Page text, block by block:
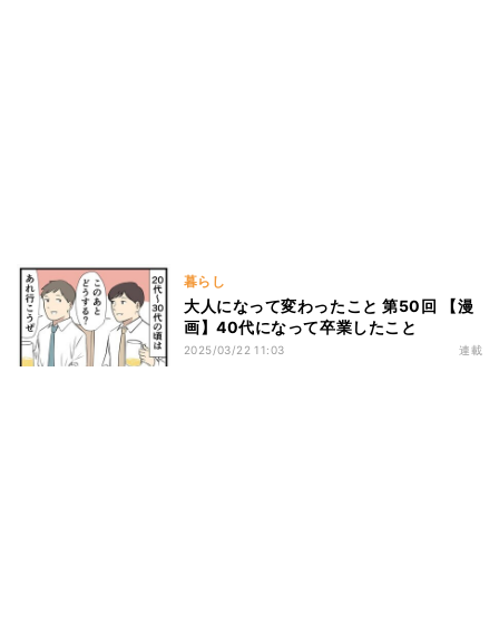
暮らし
大人になって変わったこと 第50回 【漫
画】40代になって卒業したこと
2025/03/22 11:03 連載